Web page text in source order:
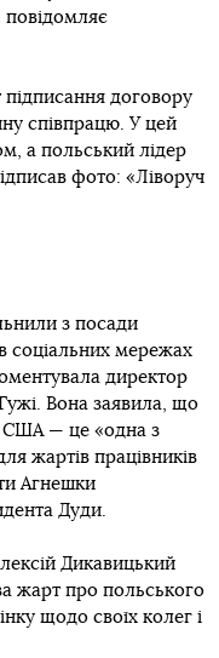
повідомляє
договору
співпрацю. У цей
а польський лідер
фото: «Ліворуч
з посади
соціальних мережах
директор
Вона заявила, що
США — це «одна з
жартів працівників
Агнешки
Дуди.
Дикавицький
жарт про польського
щодо своїх колег і